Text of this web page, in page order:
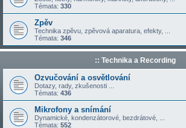
Témata: 330
Zpěv
Technika zpěvu, zpěvová aparatura, efekty, ...
Témata: 346
:: Technika a Recording
Ozvučování a osvětlování
Dotazy, rady, zkušenosti ...
Témata: 436
Mikrofony a snímání
Dynamické, kondenzátorové, bezdrátové, ...
Témata: 552